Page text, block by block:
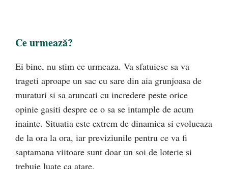
Ce urmează?
Ei bine, nu stim ce urmeaza. Va sfatuiesc sa va
trageti aproape un sac cu sare din aia grunjoasa de
muraturi si sa aruncati cu incredere peste orice
opinie gasiti despre ce o sa se intample de acum
inainte. Situatia este extrem de dinamica si evolueaza
de la ora la ora, iar previziunile pentru ce va fi
saptamana viitoare sunt doar un soi de loterie si
trebuie luate ca atare.